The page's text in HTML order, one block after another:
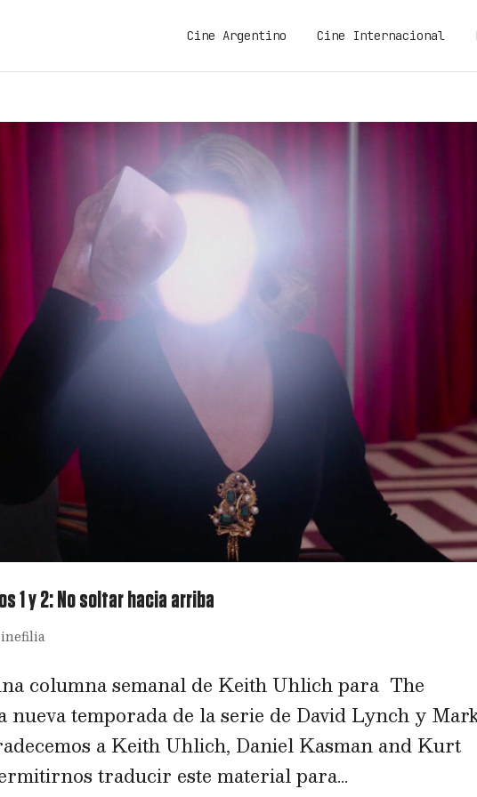
Cine Argentino Cine Internacional
1 y 2: No soltar hacia arriba
columna semanal de Keith Uhlich para The
temporada de la serie de David Lynch y
a Keith Uhlich, Daniel Kasman and Kurt
traducir este material para...